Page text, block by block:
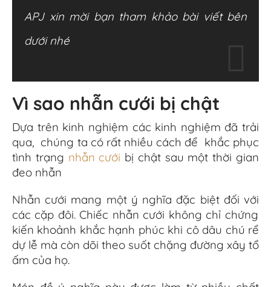
APJ xin mời bạn tham khảo bài viết bên
dưới nhé
Vì sao nhẫn cưới bị chật
Dựa trên kinh nghiệm các kinh nghiệm đã trải
qua, chúng ta có rấtnhiều cách để khắc phục
tình trạng nhẫn cưới bị chậtsau một thời gian
đeo nhẫn
Nhẫn cưới mang mộtý nghĩa đặc biệt đối với
các cặp đôi. Chiếc nhẫn cưới không chỉ chứng
kiến ​​khoảnh khắc hạnh phúc khi cô dâu chú rể
dựlễ mà còn dõi theo suốt chặng đường xây tổ
ấm của họ.